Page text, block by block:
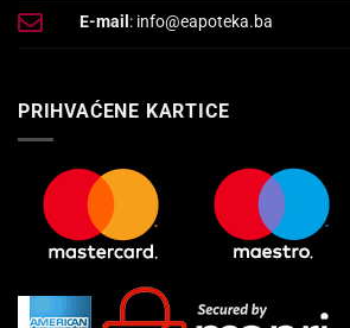
E-mail : info@eapoteka.ba
PRIHVAĆENE KARTICE